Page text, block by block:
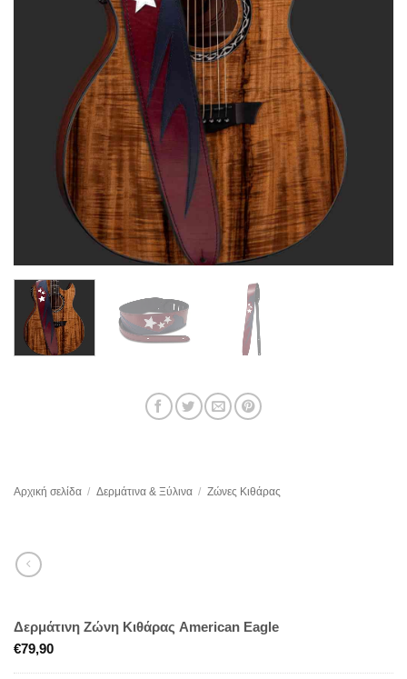
Αρχική σελίδα / Δερμάτινα & Ξύλινα / Ζώνες Κιθάρας
Δερμάτινη Ζώνη Κιθάρας American Eagle
€79,90